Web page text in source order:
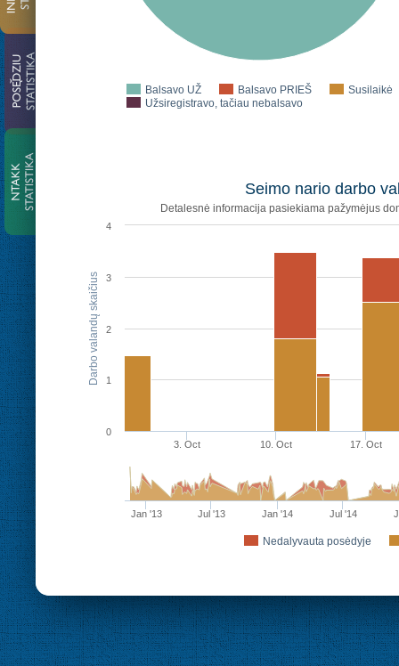
Balsavo UŽ Balsavo PRIEŠ
Susilaikė
Užsiregistravo, tačiau nebalsavo
Darbo valandų skaičius
Seimo nario darbo
Detalesnė informacija pasiekiama pažymėjus
3. Oct 10. Oct 17. Oct
0
1
2
3
4
Nedalyvauta posėdyje
Jan '13 Jul '13 Jan '14 Jul '14